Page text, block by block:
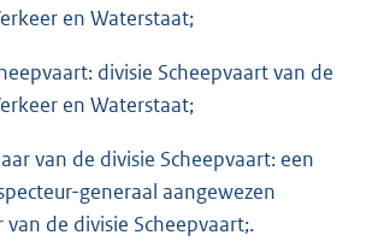
en Waterstaat;
divisie Scheepvaart van de
en Waterstaat;
van de divisie Scheepvaart: een
generaal aangewezen
de divisie Scheepvaart;.